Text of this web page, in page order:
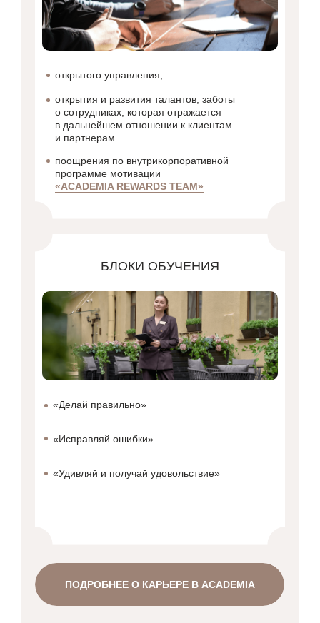
«Делай правильно»
«Исправляй ошибки»
«Удивляй и получай удовольствие»
БЛОКИ ОБУЧЕНИЯ
ПОДРОБНЕЕ О КАРЬЕРЕ В ACADEMIA
открытого управления,
открытия и развития талантов, заботы
о сотрудниках, которая отражается
в дальнейшем отношении к клиентам
и партнерам
поощрения по внутрикорпоративной
программе мотивации
«ACADEMIA REWARDS TEAM»